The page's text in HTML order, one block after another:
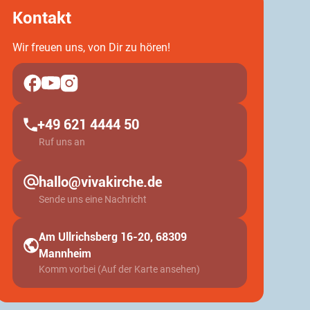
Kontakt
Wir freuen uns, von Dir zu hören!
+49 621 4444 50
Ruf uns an
hallo@vivakirche.de
Sende uns eine Nachricht
Am Ullrichsberg 16-20, 68309
Mannheim
Komm vorbei (Auf der Karte ansehen)